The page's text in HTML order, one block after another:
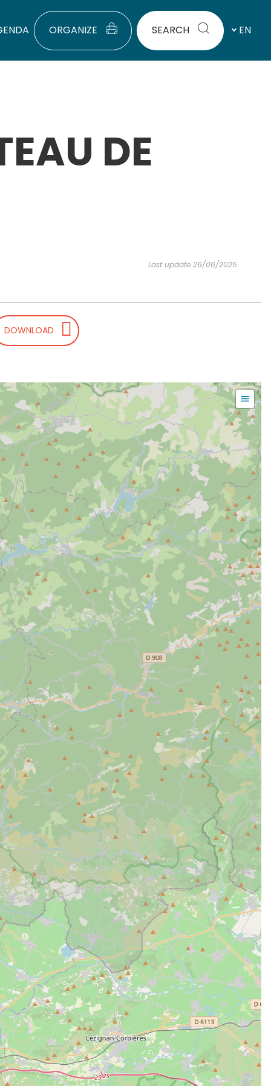
ORGANIZE SEARCH EN
DE
Last update 26/06/2025
DOWNLOAD